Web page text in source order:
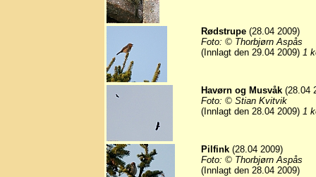
Rødstrupe (28.04 2009)
Foto: © Thorbjørn Aspås
(Innlagt den 29.04 2009) 1
Havørn og Musvåk (28.04
Foto: © Stian Kvitvik
(Innlagt den 28.04 2009) 1
Pilfink (28.04 2009)
Foto: © Thorbjørn Aspås
(Innlagt den 28.04 2009)